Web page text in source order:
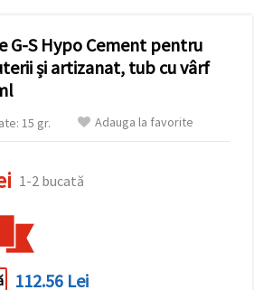
G-S Hypo Cement pentru
și artizanat, tub cu vârf
15 gr. Adauga la favorite
1-2 bucată
112.56 Lei